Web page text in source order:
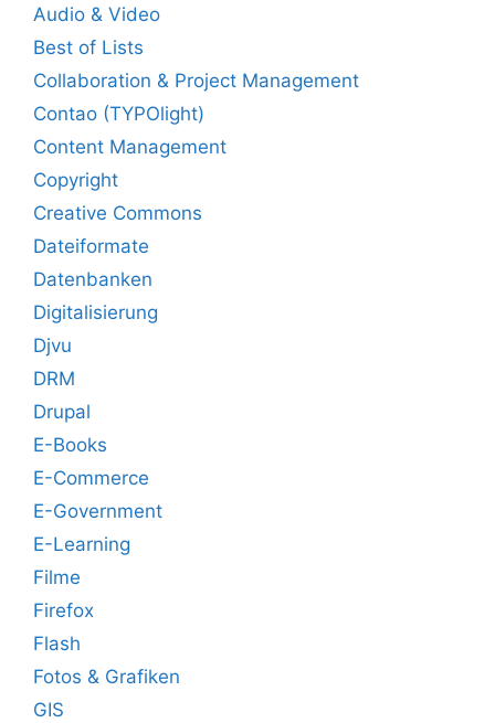
Audio & Video
Best of Lists
Collaboration & Project Management
Contao (TYPOlight)
Content Management
Copyright
Creative Commons
Dateiformate
Datenbanken
Digitalisierung
Djvu
DRM
Drupal
E-Books
E-Commerce
E-Government
E-Learning
Filme
Firefox
Flash
Fotos & Grafiken
GIS